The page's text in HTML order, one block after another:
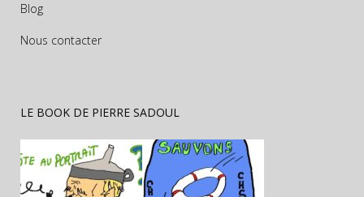
Blog
Nous contacter
LE BOOK DE PIERRE SADOUL